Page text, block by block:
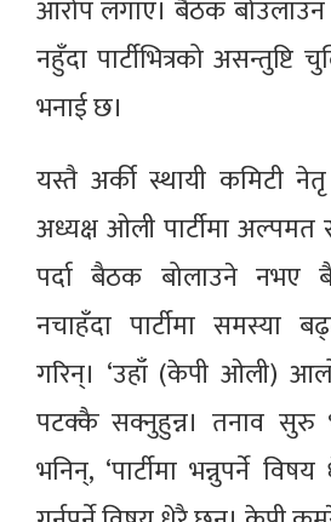
आरोप लगाए। बैठक बोउलाउन
नहुँदा पार्टीभित्रको
भनाई छ।
यस्तै अर्की स्थायी कमिटी
अध्यक्ष ओली पार्टीमा
पर्दा बैठक बोलाउने नभए
नचाहँदा पार्टीमा समस्या
गरिन्। ‘उहाँ (केपी ओली)
पटक्कै सक्नुहुन्न। तनाव सुरु
भनिन्, ‘पार्टीमा भन्नुपर्ने